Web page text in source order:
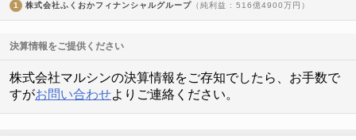
1 株式会社ふくおかフィナンシャルグループ （純利益 : 516億4900万円）
決算情報をご提供ください
株式会社マルシンの決算情報をご存知でしたら、お手数で
すがお問い合わせよりご連絡ください。